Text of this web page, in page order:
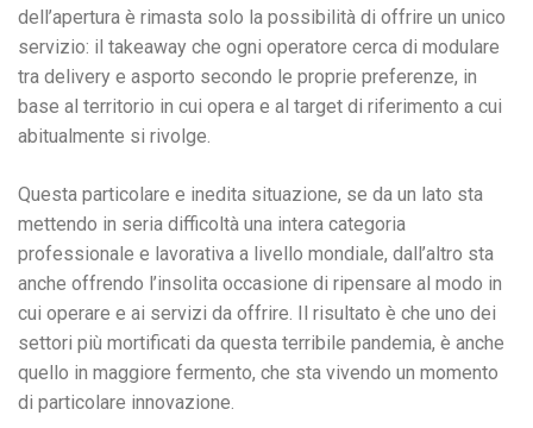
dell’apertura è rimasta solo la possibilità di offrire un unico
servizio: il takeaway che ogni operatore cerca di modulare
tra delivery e asporto secondo le proprie preferenze, in
base al territorio in cui opera e al target di riferimento a cui
abitualmente si rivolge.
Questa particolare e inedita situazione, se da un lato sta
mettendo in seria difficoltà una intera categoria
professionale e lavorativa a livello mondiale, dall’altro sta
anche offrendo l’insolita occasione di ripensare al modo in
cui operare e ai servizi da offrire. Il risultato è che uno dei
settori più mortificati da questa terribile pandemia, è anche
quello in maggiore fermento, che sta vivendo un momento
di particolare innovazione.